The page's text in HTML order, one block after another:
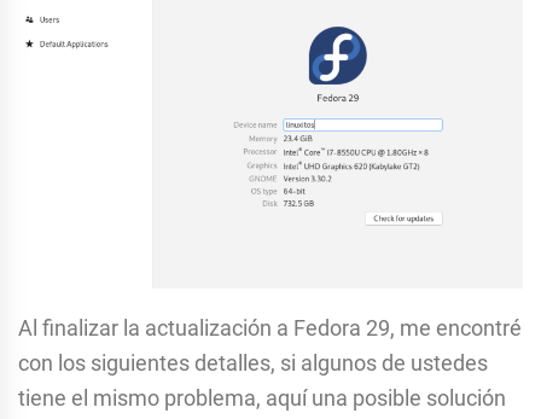
Al finalizar la actualización a Fedora 29, me encontré
con los siguientes detalles, si algunos de ustedes
tiene el mismo problema, aquí una posible solución